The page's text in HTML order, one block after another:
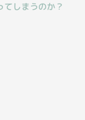
しまうのか？